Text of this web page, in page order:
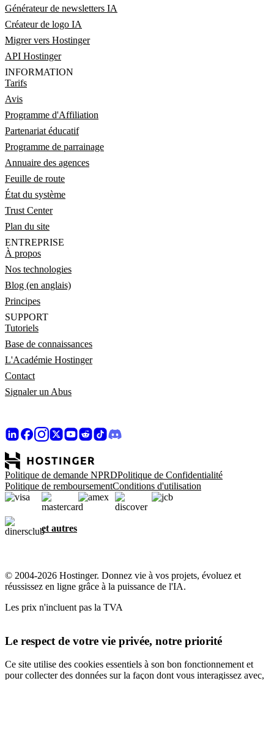
Générateur de newsletters IA
Créateur de logo IA
Migrer vers Hostinger
API Hostinger
INFORMATION
Tarifs
Avis
Programme d'Affiliation
Partenariat éducatif
Programme de parrainage
Annuaire des agences
Feuille de route
État du système
Trust Center
Plan du site
ENTREPRISE
À propos
Nos technologies
Blog (en anglais)
Principes
SUPPORT
Tutoriels
Base de connaissances
L'Académie Hostinger
Contact
Signaler un Abus
Politique de demande NPRDPolitique de Confidentialité
Politique de remboursementConditions d'utilisation
et autres
© 2004-2026 Hostinger. Donnez vie à vos projets, évoluez et
réussissez en ligne grâce à la puissance de l'IA.
Les prix n'incluent pas la TVA
Le respect de votre vie privée, notre priorité
Ce site utilise des cookies essentiels à son bon fonctionnement et
pour collecter des données sur la façon dont vous interagissez avec,